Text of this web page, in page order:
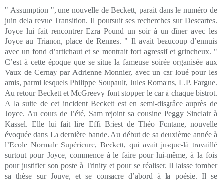
" Assumption ", une nouvelle de Beckett, parait dans le numéro de
juin dela revue Transition. Il poursuit ses recherches sur Descartes.
Joyce lui fait rencontrer Ezra Pound un soir à un dîner avec les
Joyce au Trianon, place de Rennes. " Il avait beaucoup d’ennuis
avec un fond d’artichaut et se montrait fort agressif et grincheux. "
C’est à cette époque que se situe la fameuse soirée organisée aux
Vaux de Cernay par Adrienne Monnier, avec un car loué pour les
amis, parmi lesquels Philippe Soupault, Jules Romains, L.P. Fargue.
Au retour Beckett et McGreevy font stopper le car à chaque bistrot.
A la suite de cet incident Beckett est en semi-disgrâce auprès de
Joyce. Au cours de l’été, Sam rejoint sa cousine Peggy Sinclair à
Kassel. Elle lui fait lire Effi Briest de Théo Fontane, nouvelle
évoquée dans La dernière bande. Au début de sa deuxième année à
l’Ecole Normale Supérieure, Beckett, qui avait jusque-là travaillé
surtout pour Joyce, commence à le faire pour lui-même, à la fois
pour justifier son poste à Trinity et pour se réaliser. Il laisse tomber
sa thèse sur Jouve, et se consacre d’abord à la poésie. Il se